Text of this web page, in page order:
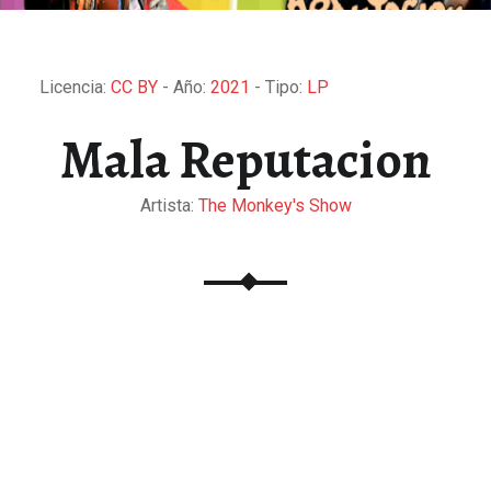
Licencia: CC BY- Año: 2021 - Tipo: LP
Mala Reputacion
Artista: The Monkey's Show